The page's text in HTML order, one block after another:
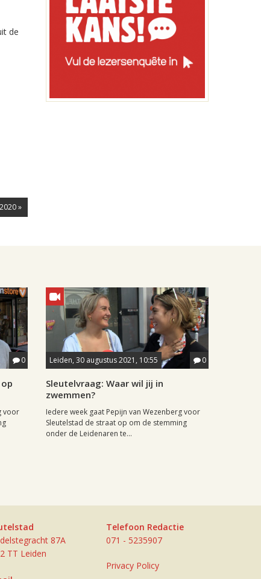
de
»
0
voor
Leiden, 30 augustus 2021, 10:55 0
Sleutelvraag: Waar wil jij in
zwemmen?
Iedere week gaat Pepijn van Wezenberg voor
Sleutelstad de straat op om de stemming
onder de Leidenaren te...
87A
TT Leiden
Telefoon Redactie
071 - 5235907
Privacy Policy